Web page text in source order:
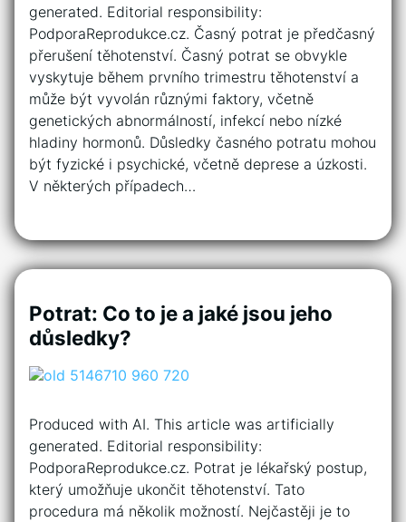
generated. Editorial responsibility:
PodporaReprodukce.cz. Časný potrat je předčasný
přerušení těhotenství. Časný potrat se obvykle
vyskytuje během prvního trimestru těhotenství a
může být vyvolán různými faktory, včetně
genetických abnormálností, infekcí nebo nízké
hladiny hormonů. Důsledky časného potratu mohou
být fyzické i psychické, včetně deprese a úzkosti.
V některých případech…
Potrat: Co to je a jaké jsou jeho
důsledky?
Produced with AI. This article was artificially
generated. Editorial responsibility:
PodporaReprodukce.cz. Potrat je lékařský postup,
který umožňuje ukončit těhotenství. Tato
procedura má několik možností. Nejčastěji je to